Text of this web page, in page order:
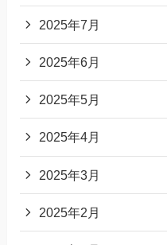
2025年7月
2025年6月
2025年5月
2025年4月
2025年3月
2025年2月